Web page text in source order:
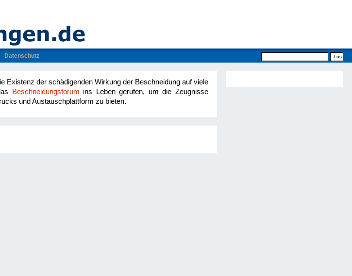
Datenschutz
Existenz der schädigenden Wirkung der Beschneidung auf viele
Beschneidungsforum ins Leben gerufen, um die Zeugnisse
und Austauschplattform zu bieten.